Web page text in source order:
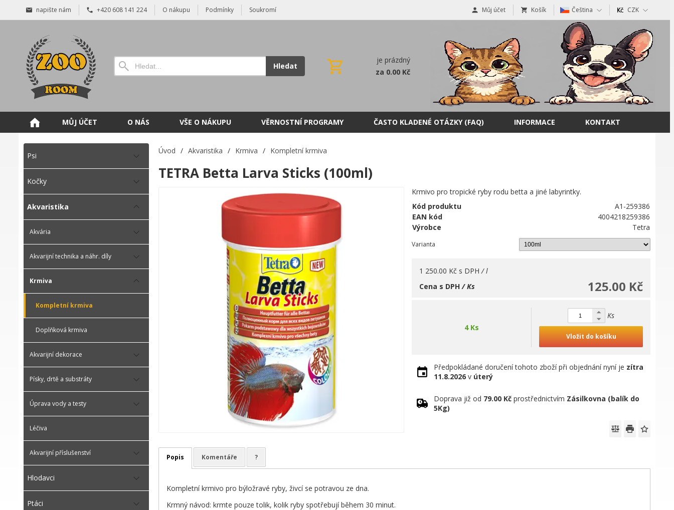
napište nám +420 608 141 224 O nákupu Podmínky Soukromí Můj účet Košík Čeština CZK
Hledat
je prázdný
za 0.00 Kč
MŮJ ÚČET O NÁS VŠE O NÁKUPU VĚRNOSTNÍ PROGRAMY ČASTO KLADENÉ OTÁZKY (FAQ) INFORMACE KONTAKT
Psi
Kočky
Akvaristika
Akvária
Akvarijní technika a náhr. díly
Krmiva
Kompletní krmiva
Doplňková krmiva
Akvarijní dekorace
Písky, drtě a substráty
Úprava vody a testy
Léčiva
Akvarijní příslušenství
Hlodavci
Ptáci
Úvod / Akvaristika / Krmiva / Kompletní krmiva
TETRA Betta Larva Sticks (100ml)
Krmivo pro tropické ryby rodu betta a jiné labyrintky.
Kód produktu
A1-259386
EAN kód
4004218259386
Výrobce
Tetra
Varianta
1 250.00 Kč s DPH / l
125.00 Kč
Cena s DPH/ Ks
4 Ks
Ks
Vložit do košíku
Předpokládané doručení tohoto zboží při objednání nyní je zítra
11.8.2026 v úterý
Doprava již od 79.00 Kč prostřednictvím Zásilkovna (balík do
5Kg)
Popis Komentáře ?
Kompletní krmivo pro býložravé ryby, živcí se potravou ze dna.
Krmný návod: krmte pouze tolik, kolik ryby spotřebují během 30 minut.